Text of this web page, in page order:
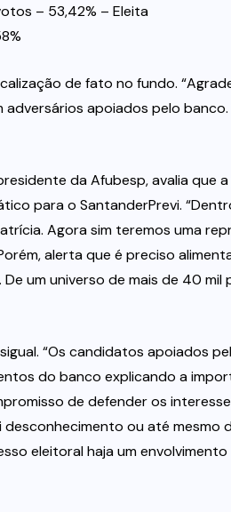
– 53,42% – Eleita
de fato no fundo.
adversários apoiados pelo
da Afubesp, avalia
para o SantanderPrevi.
Agora sim teremos uma
alerta que é preciso
um universo de mais de 40
“Os candidatos apoiados
do banco explicando a
de defender os
ou até
eleitoral haja um